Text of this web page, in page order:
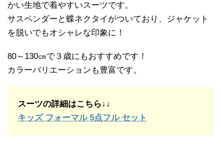
かい生地で着やすいスーツです。
サスペンダーと蝶ネクタイがついており、ジャケット
を脱いでもオシャレな印象に！
80～130㎝で３歳にもおすすめです！
カラーバリエーションも豊富です。
スーツの詳細はこちら↓↓
キッズ フォーマル 5点フル セット